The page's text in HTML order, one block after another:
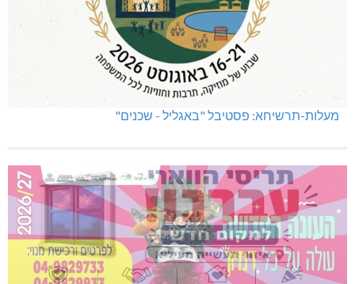
מעלות-תרשיחא: פסטיבל "באגליל - שכנים"